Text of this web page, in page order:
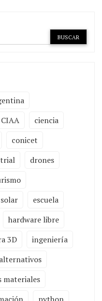
CIAA
ciencia
conicet
drones
escuela
hardware libre
3D
ingeniería
materiales